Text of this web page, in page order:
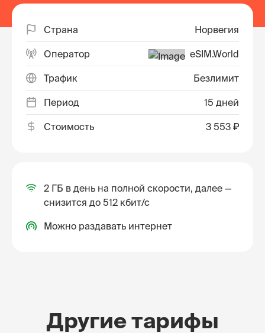
Страна Норвегия
Оператор eSIM.World
Трафик Безлимит
Период 15 дней
Стоимость 3 553 ₽
2 ГБ в день на полной скорости, далее —
снизится до 512 кбит/с
Можно раздавать интернет
Другие тарифы